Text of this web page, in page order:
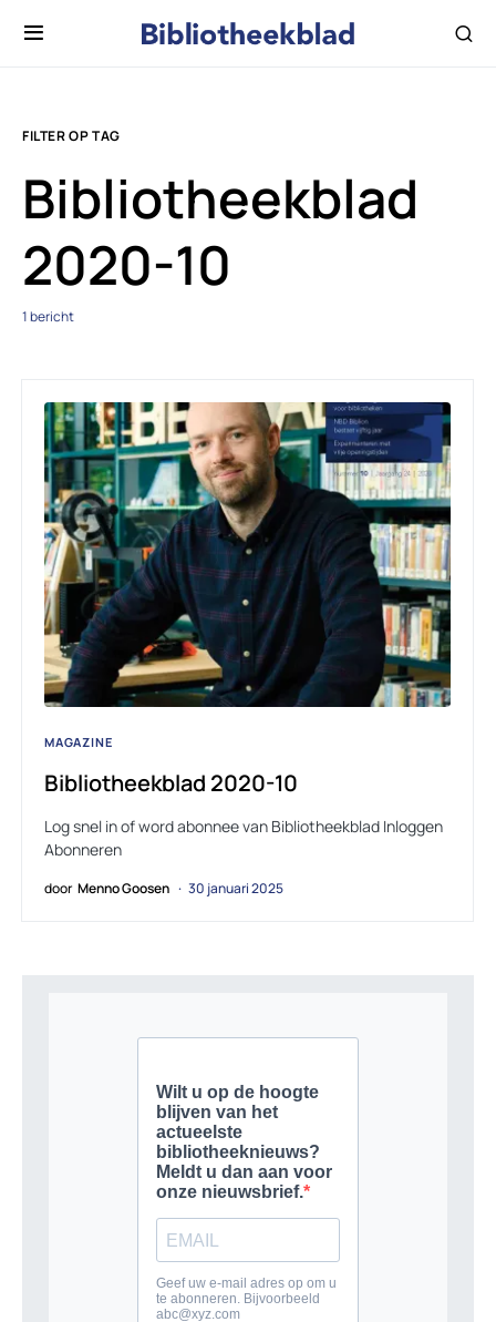
FILTER OP TAG
Bibliotheekblad
2020-10
1 bericht
MAGAZINE
Bibliotheekblad 2020-10
Log snel in of word abonnee van Bibliotheekblad Inloggen
Abonneren
door Menno Goosen 30 januari 2025